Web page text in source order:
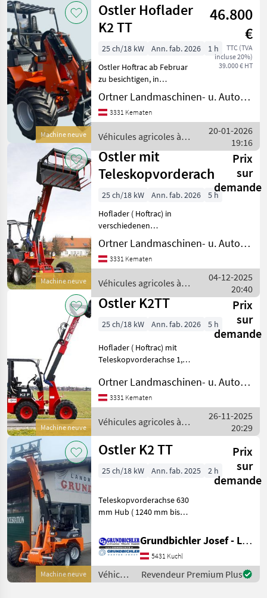
Catégorie 4 Pays Filtres
CHEMIN
ACTUEL
matériel
agricole
Vehicules
Agricoles
A Moteur
Chargeurs
De Ferme
Ostler
CHOISIR
CATÉGORIE
Ostler
Weidemann
Thaler
Giant
Afficher
tous
les 51
MARKETPLACE
Marketplace
Offres des
distributeurs
Petites
annonces
Réinitialiser
Afficher
résultats
Machine neuve
Ostler Hoflader
K2 TT
46.800
€
TTC (TVA
incluse 20%)
39.000 € HT
25 ch/18 kW Ann. fab. 2026
1 h
Ostler Hoftrac ab Februar
zu besichtigen, in
Spezialausführung, mit
Heckhydraulik ( Hub-Druck
+ 1x Dw Hydraulikanschl.,
mehr Standsicherhe
Ortner Landmaschinen- u. Autohandel
3331 Kematen
Véhicules agricoles à
moteur / Ostler
20-01-2026
19:16
Machine neuve
Ostler mit
Teleskopvorderachse
Prix
sur
demande
25 ch/18 kW Ann. fab. 2026
5 h
Hoflader ( Hoftrac) in
verschiedenen
Ausführungen möglich, K2
TT mit Spezialausstattung
ab ende Februar zu
Véhicules agricoles à
moteur
Ortner Landmaschinen- u. Autohandel
3331 Kematen
Véhicules agricoles à
moteur / Ostler
04-12-2025
20:40
Machine neuve
Ostler K2TT
Prix
sur
demande
25 ch/18 kW Ann. fab. 2026 5 h
Hoflader ( Hoftrac) mit
Teleskopvorderachse 1,
ausgefahrener Achse),
Teleskopfrontlader mit
900mm Hub 1400kg
Hubkraft, Hubhöhe 3, 71m,
Ortner Landmaschinen- u. Autohandel
3331 Kematen
Véhicules agricoles à
moteur / Ostler
26-11-2025
20:29
Machine neuve
Ostler K2 TT
Prix
sur
demande
25 ch/18 kW Ann. fab. 2025 2 h
Teleskopvorderachse 630
mm Hub ( 1240 mm bis
Teleskopfrontlader 900 mm
Hub Euroaufnahme
Hochwertiger Stahlbau
Fahrgestell mit
Pulverbeschichtung 4 Zylid
Grundbichler Josef - Landmaschinen
5431 Kuchl
Véhicules
agricoles
Revendeur Premium Plus